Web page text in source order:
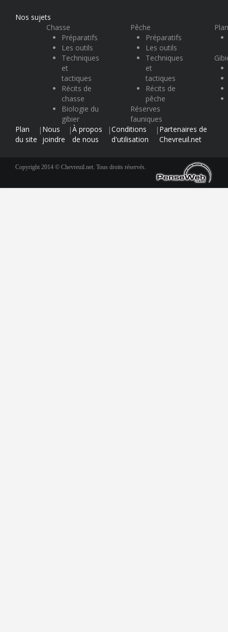
Nos sujets
Chasse
Préparatifs
Les outils
Techniques
et
tactiques
Récits de
chasse
Biologie du
gibier
Pêche
Préparatifs
Les outils
Techniques
et
tactiques
Récits de
pêche
Réserves
fauniques
Plan
du site
| Nous
joindre
|À propos
de nous
|Conditions
d'utilisation
| Partenaires de
Chevreuil.net
Copyright 2014 © Chevreuil.net. Tous droits réservés.